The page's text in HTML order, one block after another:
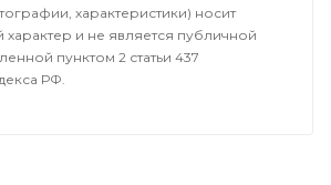
характеристики) носит
характер и не является публичной
пунктом 2 статьи 437
РФ.